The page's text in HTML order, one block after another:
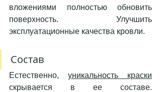
вложениями полностью обновить
поверхность. Улучшить
эксплуатационные качества кровли.
Состав
Естественно, уникальность краски
скрывается в ее составе.